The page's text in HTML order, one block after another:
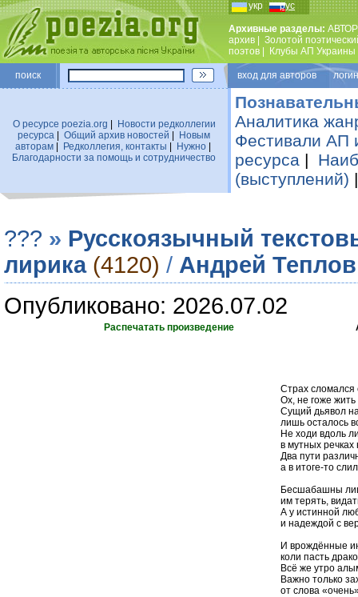
укр рус
Архивные разделы:
архив
Золотой
поэтов
Клубы АП Украины
поиск вход для авторов
О ресурсе poezia.org
Новости редколлегии
ресурса
Общий архив новостей
Новым
авторам| Редколлегия, контакты Нужно|
Благодарности за помощь и сотрудничество
Аналитика
Фестивали АП
ресурса |
(выступлений)
??? » Русскоязычный
лирика (4120) / Андрей Теплов
Опубликовано: 2026.07.02
Распечатать произведение
Страх сломался
Ох, не гоже жить
Сущий дьявол
лишь осталось
Не ходи вдоль
в мутных
Два пути
а в итоге-то
Бесшабашны
им терять,
А у истинной
и надеждой с
И врождённые
коли пасть
Всё же утро
Важно только
от слова